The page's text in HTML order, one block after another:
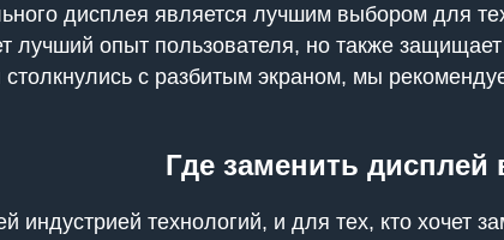
дисплея является лучшим выбором для
лучший опыт пользователя, но также
с разбитым экраном, мы
Где заменить дисплей
индустрией технологий, и для тех, кто хочет